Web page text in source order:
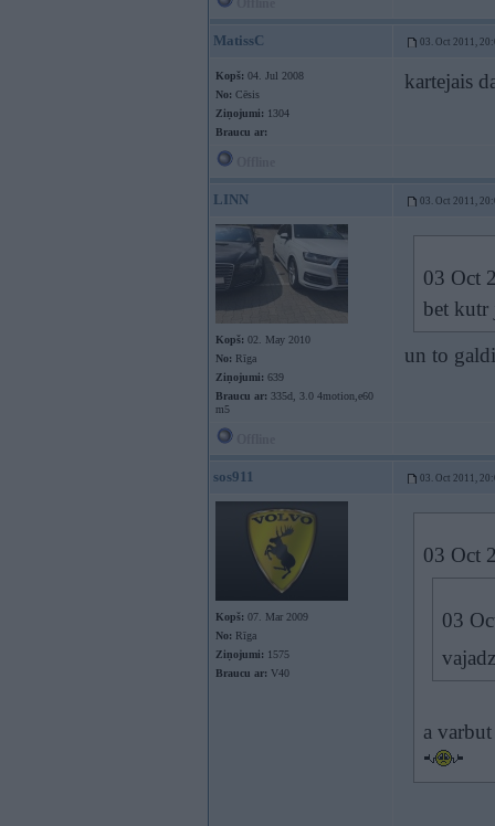
MatissC 03. Oct 2011,
Kopš: 04. Jul 2008
No: Cēsis
Ziņojumi: 1304
Braucu ar:
kartejais
LINN 03. Oct 2011,
Kopš: 02. May 2010
No: Rīga
Ziņojumi: 639
Braucu ar: 335d, 3.0 4motion,e60
m5
03 Oct
bet kutr
un to
sos911 03. Oct 2011,
Kopš: 07. Mar 2009
No: Rīga
Ziņojumi: 1575
Braucu ar: V40
03 Oct
03
a